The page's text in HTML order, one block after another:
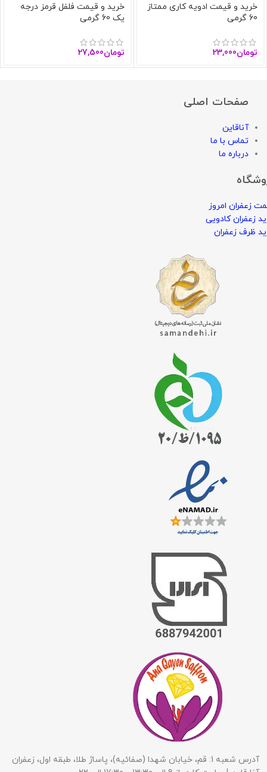
خرید و قیمت ادویه کاری ممتاز
60 گرمی
تومان23,000
خرید و قیمت فلفل قرمز درجه
یک 60 گرمی
تومان27,500
صفحات اصلی
آناقاین
تماس با ما
درباره ما
زعفران امروز
زعفران کادویی
ظرف زعفران
آدرس شعبه 1: قم، خیابان شهدا (صفائیه)، پاساژ طلا، طبقه اول، زعفران